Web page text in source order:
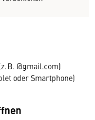
B. @gmail.com)
oder Smartphone)